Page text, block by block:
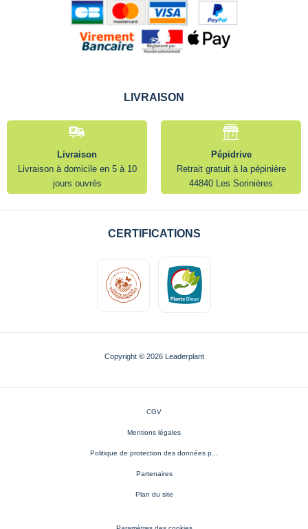
LIVRAISON
Livraison
Livraison à domicile en 5 à 10
jours ouvrés
Pépidrive
Retrait gratuit à la pépinière
44840 Les Sorinières
CERTIFICATIONS
Copyright © 2026 Leaderplant
CGV
Mentions légales
Politique de protection des données p...
Partenaires
Plan du site